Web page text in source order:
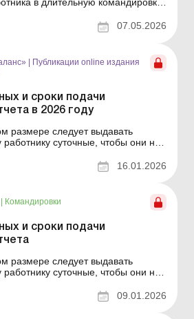
в длительную командировку
направило
в командировку на
07.05.2026
| Публикации online издания
и сроки подачи
в 2026 году
размере следует выдавать
суточные, чтобы они не
срок работник обязан подать в
об использовании денежных
16.01.2026
Командировки
и сроки подачи
размере следует выдавать
суточные, чтобы они не
срок работник обязан подать в
об использовании денежных
09.01.2026